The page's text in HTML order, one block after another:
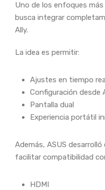
Uno de los enfoques
busca integrar
Ally.
La idea es permitir:
Ajustes en tiempo
Configuración desde
Pantalla dual
Experiencia portátil
Además, ASUS desarrolló
facilitar compatibilidad
HDMI